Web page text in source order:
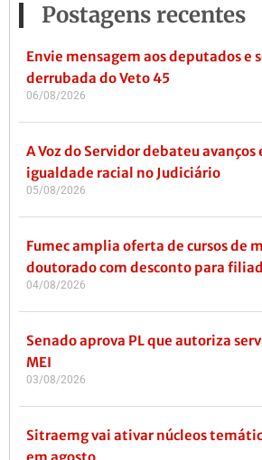
Postagens recentes
Envie mensagem aos deputados e
derrubada do Veto 45
06/08/2026
A Voz do Servidor debateu avanços
igualdade racial no Judiciário
05/08/2026
Fumec amplia oferta de cursos de
doutorado com desconto para
04/08/2026
Senado aprova PL que autoriza
MEI
03/08/2026
Sitraemg vai ativar núcleos